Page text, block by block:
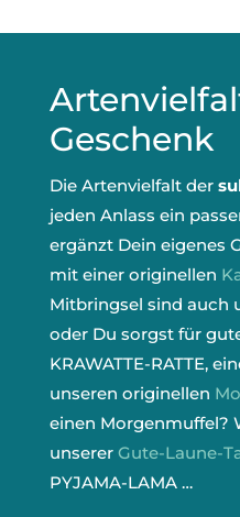
Geschenk
Die Artenvielfalt der
jeden Anlass ein
ergänzt Dein eigenes
mit einer originellen
Mitbringsel sind auch
oder Du sorgst für
KRAWATTE-RATTE,
unseren originellen
einen Morgenmuffel?
unserer Gute-Laune-
PYJAMA-LAMA …